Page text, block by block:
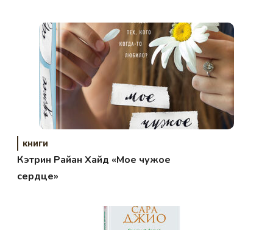
книги
Кэтрин Райан Хайд «Мое чужое
сердце»